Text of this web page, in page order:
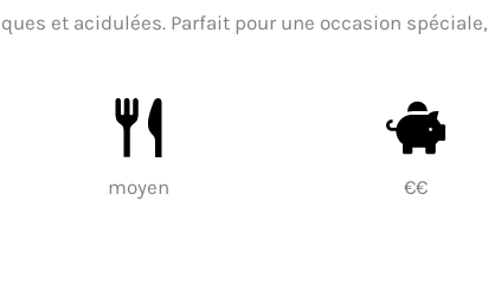
et acidulées. Parfait pour une occasion spéciale,
moyen €€